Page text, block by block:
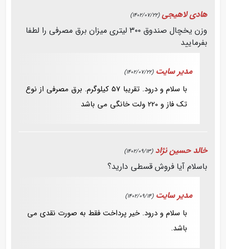
هادی لاهیجی(1402/07/22)
وزن یخچال صندوق ۳۰۰ لیتری ميزان برق مصرفی را لطفا
بفرمایید
مدیر سایت (1402/07/22)
با سلام و درود. تقریبا 57 کیلوگرم. برق مصرفی از نوع
تک فاز و 220 ولت خانگی می باشد
خالد حسین نژاد (1402/09/13)
باسلام آیا فروش قسطی دارید؟
مدیر سایت (1402/09/14)
با سلام و درود. خیر پرداخت فقط به صورت نقدی می
باشد.